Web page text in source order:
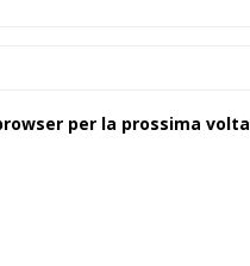
per la prossima